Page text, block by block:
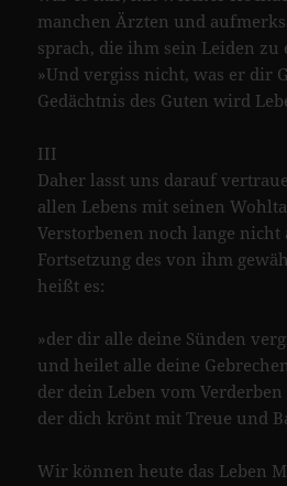
manchen Ärzten und
sprach, die ihm sein Leiden
»Und vergiss nicht, was er dir
Gedächtnis des Guten wird
III
Daher lasst uns darauf
allen Lebens mit seinen
Verstorbenen noch lange nicht
Fortsetzung des von ihm
heißt es:
»der dir alle deine Sünden
und heilet alle deine
der dein Leben vom Verderben
der dich krönt mit Treue und
Wir können heute das Leben